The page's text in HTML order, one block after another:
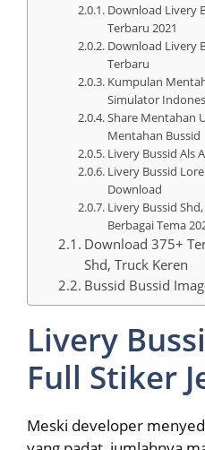
Download Livery
Terbaru 2021
Download Livery
Terbaru
Kumpulan
Simulator
Share Mentahan
Mentahan Bussid
Livery Bussid Als
Livery Bussid
Download
Livery Bussid
Berbagai Tema
Download 375+
Shd, Truck Keren
Bussid Bussid
Livery
Full Stiker
Meski developer